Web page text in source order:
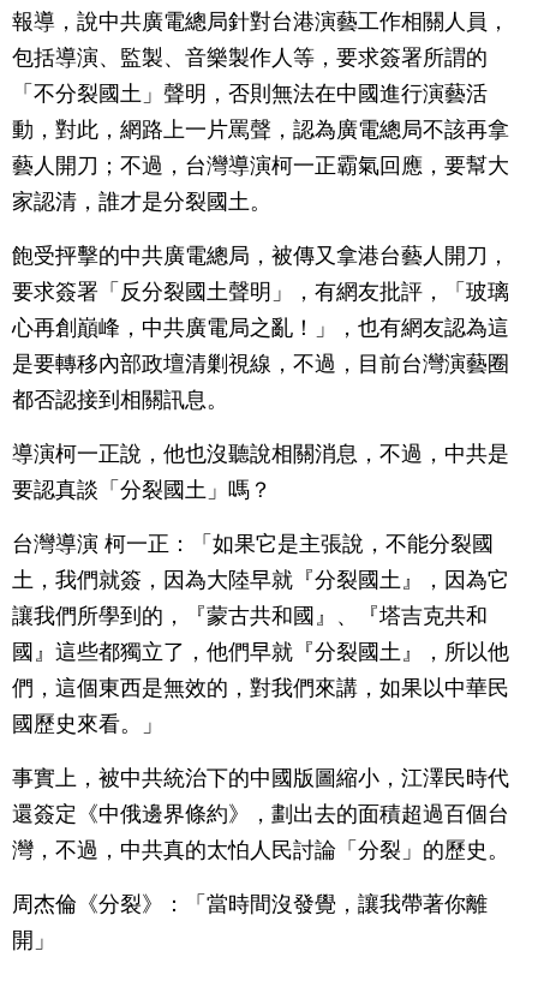
報導，說中共廣電總局針對台港演藝工作相關人員，
包括導演、監製、音樂製作人等，要求簽署所謂的
「不分裂國土」聲明，否則無法在中國進行演藝活
動，對此，網路上一片罵聲，認為廣電總局不該再拿
藝人開刀；不過，台灣導演柯一正霸氣回應，要幫大
家認清，誰才是分裂國土。
飽受抨擊的中共廣電總局，被傳又拿港台藝人開刀，
要求簽署「反分裂國土聲明」，有網友批評，「玻璃
心再創巔峰，中共廣電局之亂！」，也有網友認為這
是要轉移內部政壇清剿視線，不過，目前台灣演藝圈
都否認接到相關訊息。
導演柯一正說，他也沒聽說相關消息，不過，中共是
要認真談「分裂國土」嗎？
台灣導演 柯一正：「如果它是主張說，不能分裂國
土，我們就簽，因為大陸早就『分裂國土』，因為它
讓我們所學到的，『蒙古共和國』、『塔吉克共和
國』這些都獨立了，他們早就『分裂國土』，所以他
們，這個東西是無效的，對我們來講，如果以中華民
國歷史來看。」
事實上，被中共統治下的中國版圖縮小，江澤民時代
還簽定《中俄邊界條約》，劃出去的面積超過百個台
灣，不過，中共真的太怕人民討論「分裂」的歷史。
周杰倫《分裂》：「當時間沒發覺，讓我帶著你離
開」